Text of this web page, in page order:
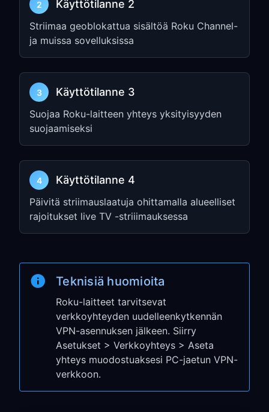
ValitseSet up connection
Valitse Wi-Fi-verkkosi
ValitseAdvanced
ValitseManual
Syötä vaiheessa 1 määritetytHTTP
Proxy(IP address) ja
Vaihe 3: Testaa yhteytesi
Siirry kohtaan Settings→ Network
onnistuneesti
Avaa mikä tahansa suoratoistokanava
(Netflix, YouTube jne.)
Tarkista, pääsetkö käyttämään
maantieteellisesti rajoitettua sisältöä
Roku-laitteesi käyttää nyt VPN:ää
PC:si kautta!
2 Käyttötilanne 2
Striimaa geoblokattua sisältöä Roku Channel-
ja muissa sovelluksissa
3 Käyttötilanne 3
Suojaa Roku-laitteen yhteys yksityisyyden
suojaamiseksi
4 Käyttötilanne 4
Päivitä striimauslaatuja ohittamalla alueelliset
rajoitukset live TV -striiimauksessa
Teknisiä huomioita
Roku-laitteet tarvitsevat
verkkoyhteyden uudelleenkytkennän
VPN-asennuksen jälkeen. Siirry
Asetukset > Verkkoyhteys > Aseta
yhteys muodostuaksesi PC-jaetun VPN-
verkkoon.